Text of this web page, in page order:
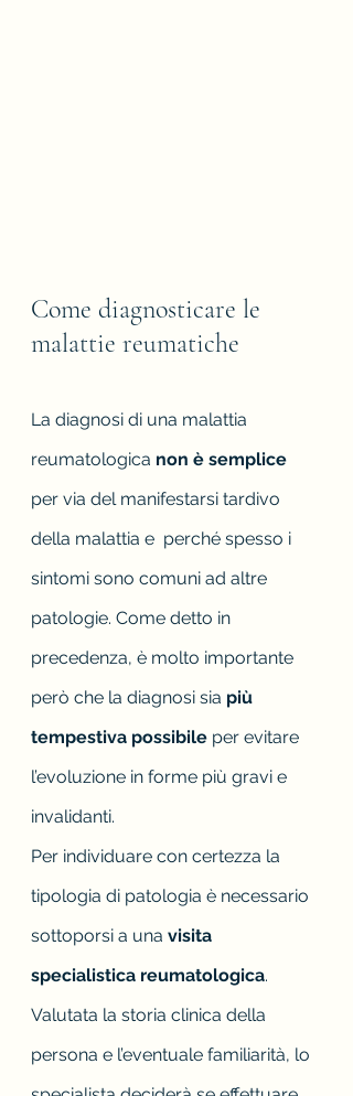
Come diagnosticare le
malattie reumatiche
La diagnosi di una malattia
reumatologica non è semplice
per via del manifestarsi tardivo
della malattia e  perché spesso i
sintomi sono comuni ad altre
patologie. Come detto in
precedenza, è molto importante
però che la diagnosi sia più
tempestiva possibile per evitare
l’evoluzione in forme più gravi e
invalidanti.
Per individuare con certezza la
tipologia di patologia è necessario
sottoporsi a una visita
specialistica reumatologica.
Valutata la storia clinica della
persona e l’eventuale familiarità, lo